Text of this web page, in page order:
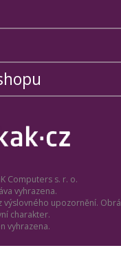
Computers s. r. o.
vyhrazena.
upozornění.
charakter.
vyhrazena.